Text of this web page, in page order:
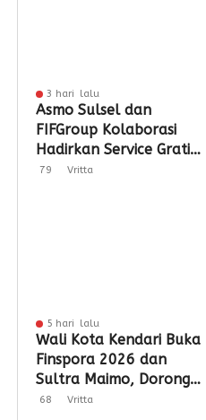
3 hari lalu
Asmo Sulsel dan
FIFGroup Kolaborasi
Hadirkan Service Gratis,
Hiburan, hingga
79 Vritta
5 hari lalu
Wali Kota Kendari Buka
Finspora 2026 dan
Sultra Maimo, Dorong
Sinergi Industri
68 Vritta